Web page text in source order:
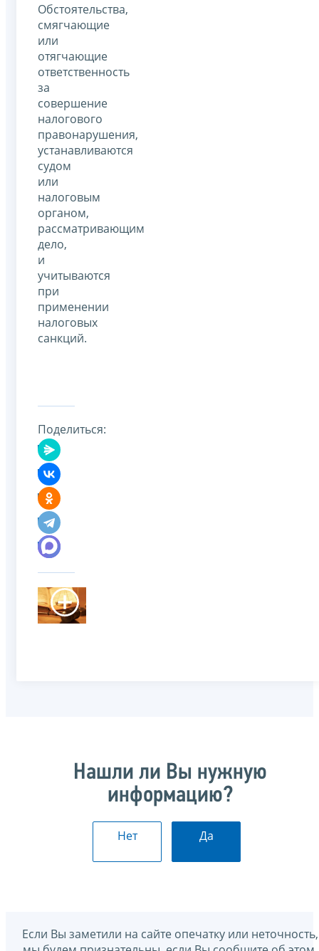
Обстоятельства,
смягчающие
или
отягчающие
ответственность
за
совершение
налогового
правонарушения,
устанавливаются
судом
или
налоговым
органом,
рассматривающим
дело,
и
учитываются
при
применении
налоговых
санкций.
Поделиться:
Нашли ли Вы нужную
информацию?
Нет Да
Если Вы заметили на сайте опечатку или неточность,